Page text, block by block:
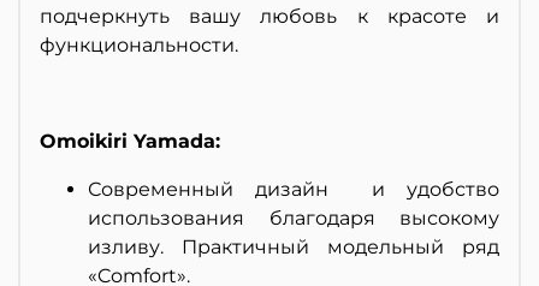
подчеркнуть вашу любовь к красоте и
функциональности.
Omoikiri Yamada:
Современный дизайн и удобство
использования благодаря высокому
изливу. Практичный модельный ряд
«Comfort».